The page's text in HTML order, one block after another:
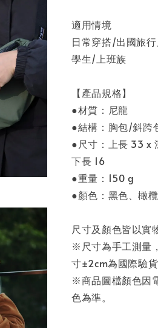
適用情境
日常穿搭/出國旅
學生/上班族
【產品規格】
●材質：尼龍
●結構：胸包/斜跨
●尺寸：上長 33 x
下長 16
●重量：150 g
●顏色：黑色、橄
尺寸及顏色皆以實
※尺寸為手工測量
寸±2cm為國際驗貨
※商品圖檔顏色因
色為準。